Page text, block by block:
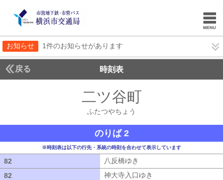
お知らせ 1件のお知らせがあります
戻る 時刻表
二ツ谷町
ふたつやちょう
のりば 2
※時刻表は以下の行先・系統の時刻を合わせて表示しています
82 八反橋ゆき
82
神大寺入口ゆき